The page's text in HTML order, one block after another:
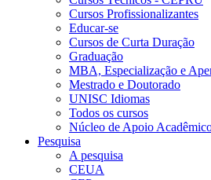
Cursos Profissionalizantes
Educar-se
Cursos de Curta Duração
Graduação
MBA, Especialização e
Mestrado e Doutorado
UNISC Idiomas
Todos os cursos
Núcleo de Apoio
Pesquisa
A pesquisa
CEUA